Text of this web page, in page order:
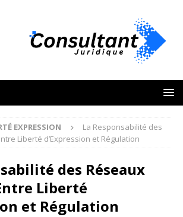
EXPRESSION
La Responsabilité des
Liberté d’Expression et Régulation
des Réseaux
Liberté
et Régulation